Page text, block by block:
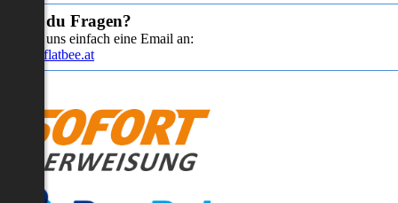
Hast du Fragen?
Sende uns einfach eine Email an:
info@flatbee.at